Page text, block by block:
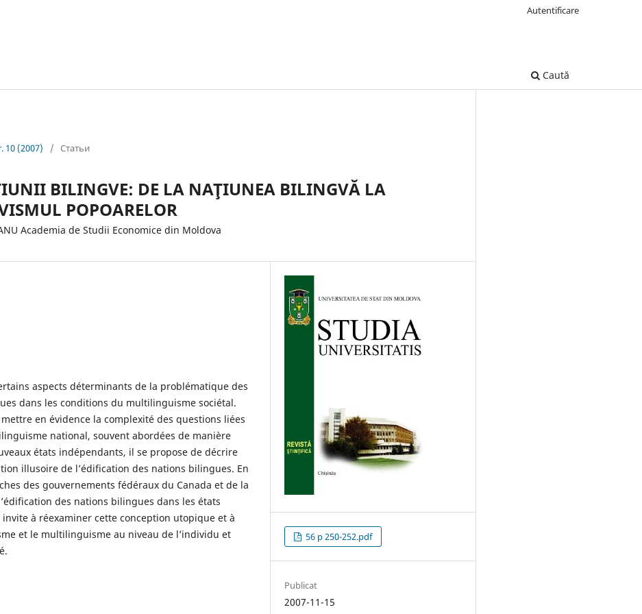
Caută
Autentificare
10 (2007) / Статьи
BILINGVE: DE LA NAŢIUNEA BILINGVĂ LA
POPOARELOR
Academia de Studii Economice din Moldova
aspects déterminants de la problématique des
dans les conditions du multilinguisme sociétal.
en évidence la complexité des questions liées
national, souvent abordées de manière
états indépendants, il se propose de décrire
illusoire de l’édification des nations bilingues. En
des gouvernements fédéraux du Canada et de la
des nations bilingues dans les états
à réexaminer cette conception utopique et à
et le multilinguisme au niveau de l’individu et
56 p 250-252.pdf
Publicat
2007-11-15